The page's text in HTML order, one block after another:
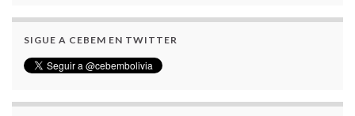
SIGUE A CEBEM EN TWITTER